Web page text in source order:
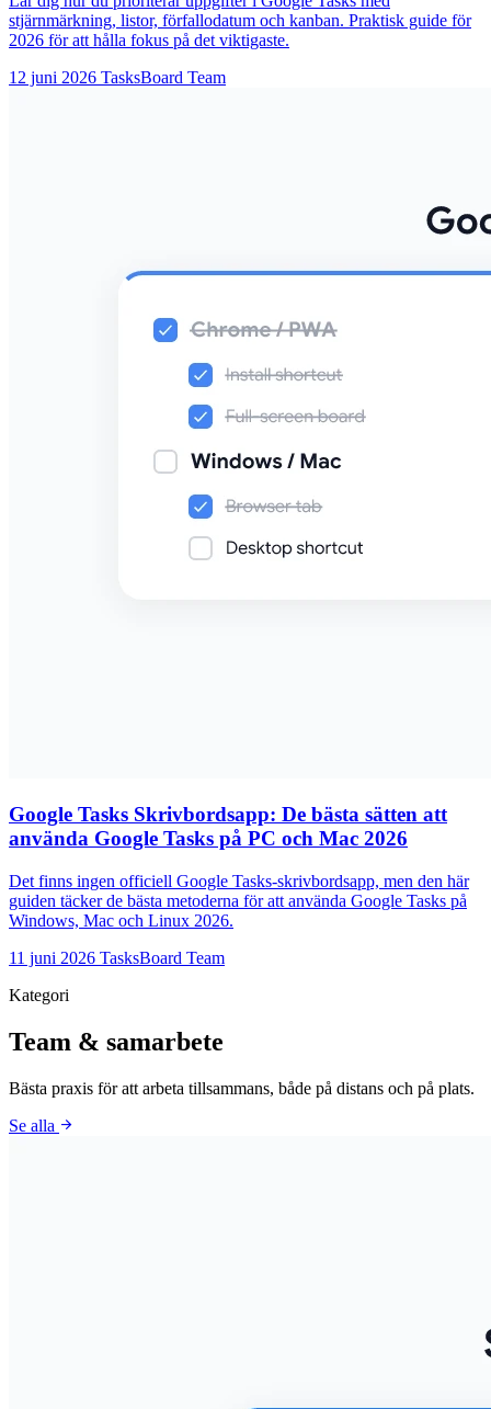
stjärnmärkning, listor, förfallodatum och kanban. Praktisk guide för
2026 för att hålla fokus på det viktigaste.
12 juni 2026 TasksBoard Team
Google Tasks Skrivbordsapp: De bästa sätten att
använda Google Tasks på PC och Mac 2026
Det finns ingen officiell Google Tasks-skrivbordsapp, men den här
guiden täcker de bästa metoderna för att använda Google Tasks på
Windows, Mac och Linux 2026.
11 juni 2026 TasksBoard Team
Kategori
Team & samarbete
Bästa praxis för att arbeta tillsammans, både på distans och på plats.
Se alla arrow_forward